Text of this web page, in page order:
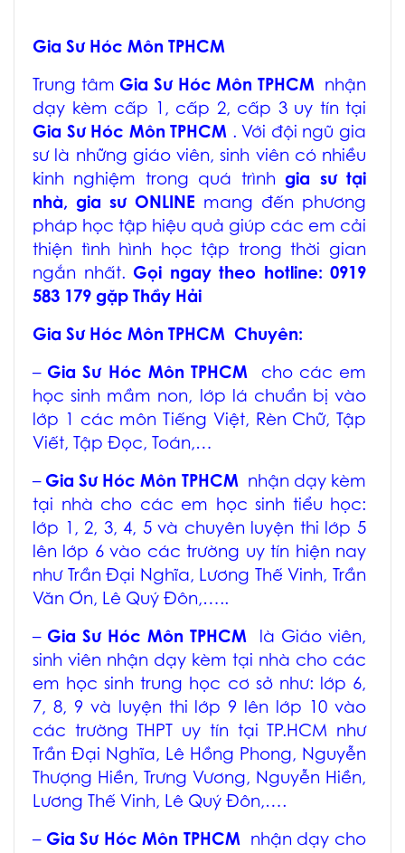
Gia Sư Hóc Môn TPHCM
Trung tâm Gia Sư Hóc Môn TPHCM
nhận
dạy kèm cấp 1, cấp 2, cấp 3 uy tín tại
Gia Sư Hóc Môn TPHCM . Với đội ngũ gia
sư là những giáo viên, sinh viên có nhiều
kinh nghiệm trong quá trìnhgia sư tại
nhà, gia sư ONLINE mang đến phương
pháp học tập hiệu quả giúp các em cải
thiện tình hình học tập trong thời gian
ngắn nhất. Gọi ngay theo hotline: 0919
583 179 gặp Thầy Hải
Gia Sư Hóc Môn TPHCM Chuyên:
– Gia Sư Hóc Môn TPHCM
cho các em
học sinh mầm non, lớp lá chuẩn bị vào
lớp 1 các môn Tiếng Việt, Rèn Chữ, Tập
Viết, Tập Đọc, Toán,…
– Gia Sư Hóc Môn TPHCM nhận dạy kèm
tại nhà cho các em học sinh tiểu học:
lớp 1, 2, 3, 4, 5 và chuyên luyện thi lớp 5
lên lớp 6 vào các trường uy tín hiện nay
như Trần Đại Nghĩa, Lương Thế Vinh, Trần
Văn Ơn, Lê Quý Đôn,…..
– Gia Sư Hóc Môn TPHCM
là Giáo viên,
sinh viên nhận dạy kèm tại nhà cho các
em học sinh trung học cơ sở như: lớp 6,
7, 8, 9 và luyện thi lớp 9 lên lớp 10 vào
các trường THPT uy tín tại TP.HCM như
Trần Đại Nghĩa, Lê Hồng Phong, Nguyễn
Thượng Hiền, Trưng Vương, Nguyễn Hiền,
Lương Thế Vinh, Lê Quý Đôn,….
– Gia Sư Hóc Môn TPHCM
nhận dạy cho